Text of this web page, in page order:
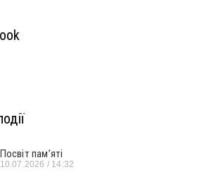
Посвіт пам’яті
10.07.2026 14:32